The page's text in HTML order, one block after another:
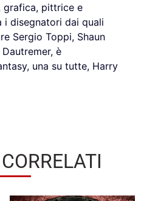
grafica, pittrice e
i disegnatori dai quali
Sergio Toppi, Shaun
è
una su tutte, Harry